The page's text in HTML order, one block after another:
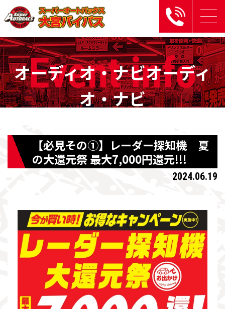
Eventinfo
オーディオ・ナビオーディ
オ・ナビ
【必見その①】レーダー探知機 夏
の大還元祭 最大7,000円還元!!!
2024.06.19